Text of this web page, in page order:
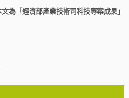
文為「經濟部產業技術司科技專案成果」